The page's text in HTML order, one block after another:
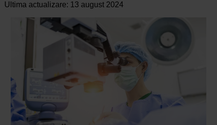
Ultima actualizare: 13 august 2024